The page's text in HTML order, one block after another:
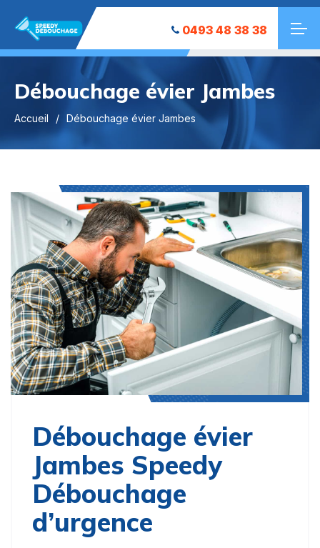
0493 48 38 38
Débouchage évier Jambes
Accueil Débouchage évier Jambes
Débouchage évier
Jambes Speedy
Débouchage
d’urgence